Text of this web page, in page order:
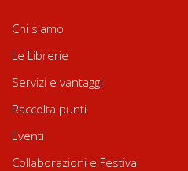
Chi siamo
Le Librerie
Servizi e vantaggi
Raccolta punti
Eventi
Collaborazioni e Festival